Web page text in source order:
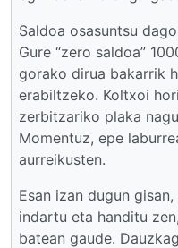
Saldoa osasuntsu
Gure “zero saldoa”
gorako dirua bakarrik
erabiltzeko. Koltxoi
zerbitzariko plaka
Momentuz, epe
aurreikusten.
Esan izan dugun
indartu eta handitu
batean gaude.